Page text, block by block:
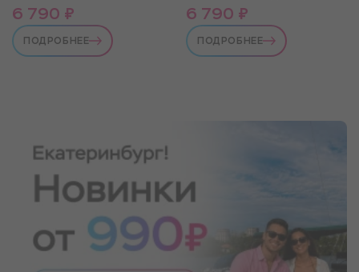
6 790 ₽
ПОДРОБНЕЕ
6 790 ₽
ПОДРОБНЕЕ